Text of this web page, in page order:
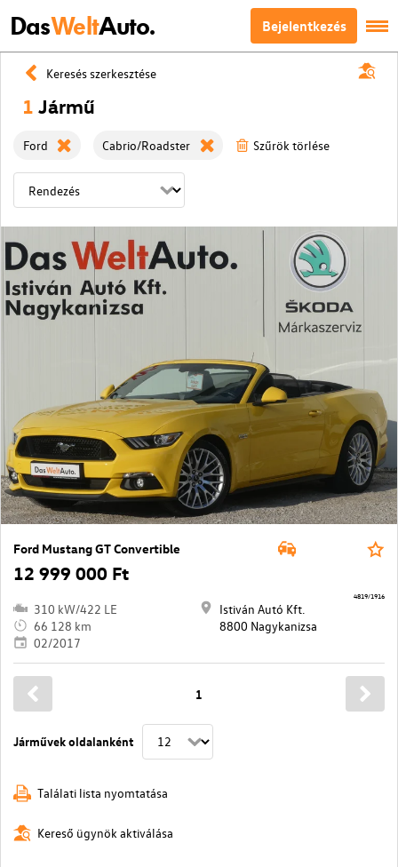
DasWeltAuto. Bejelentkezés
Keresés szerkesztése
1 Jármű
Ford Cabrio/Roadster Szűrök törlése
Ford Mustang GT Convertible
12 999 000 Ft
310 kW/422 LE
66 128 km
02/2017
Istiván Autó Kft.
8800 Nagykanizsa
4819/1916
Járművek oldalanként
1
Találati lista nyomtatása
Kereső ügynök aktiválása